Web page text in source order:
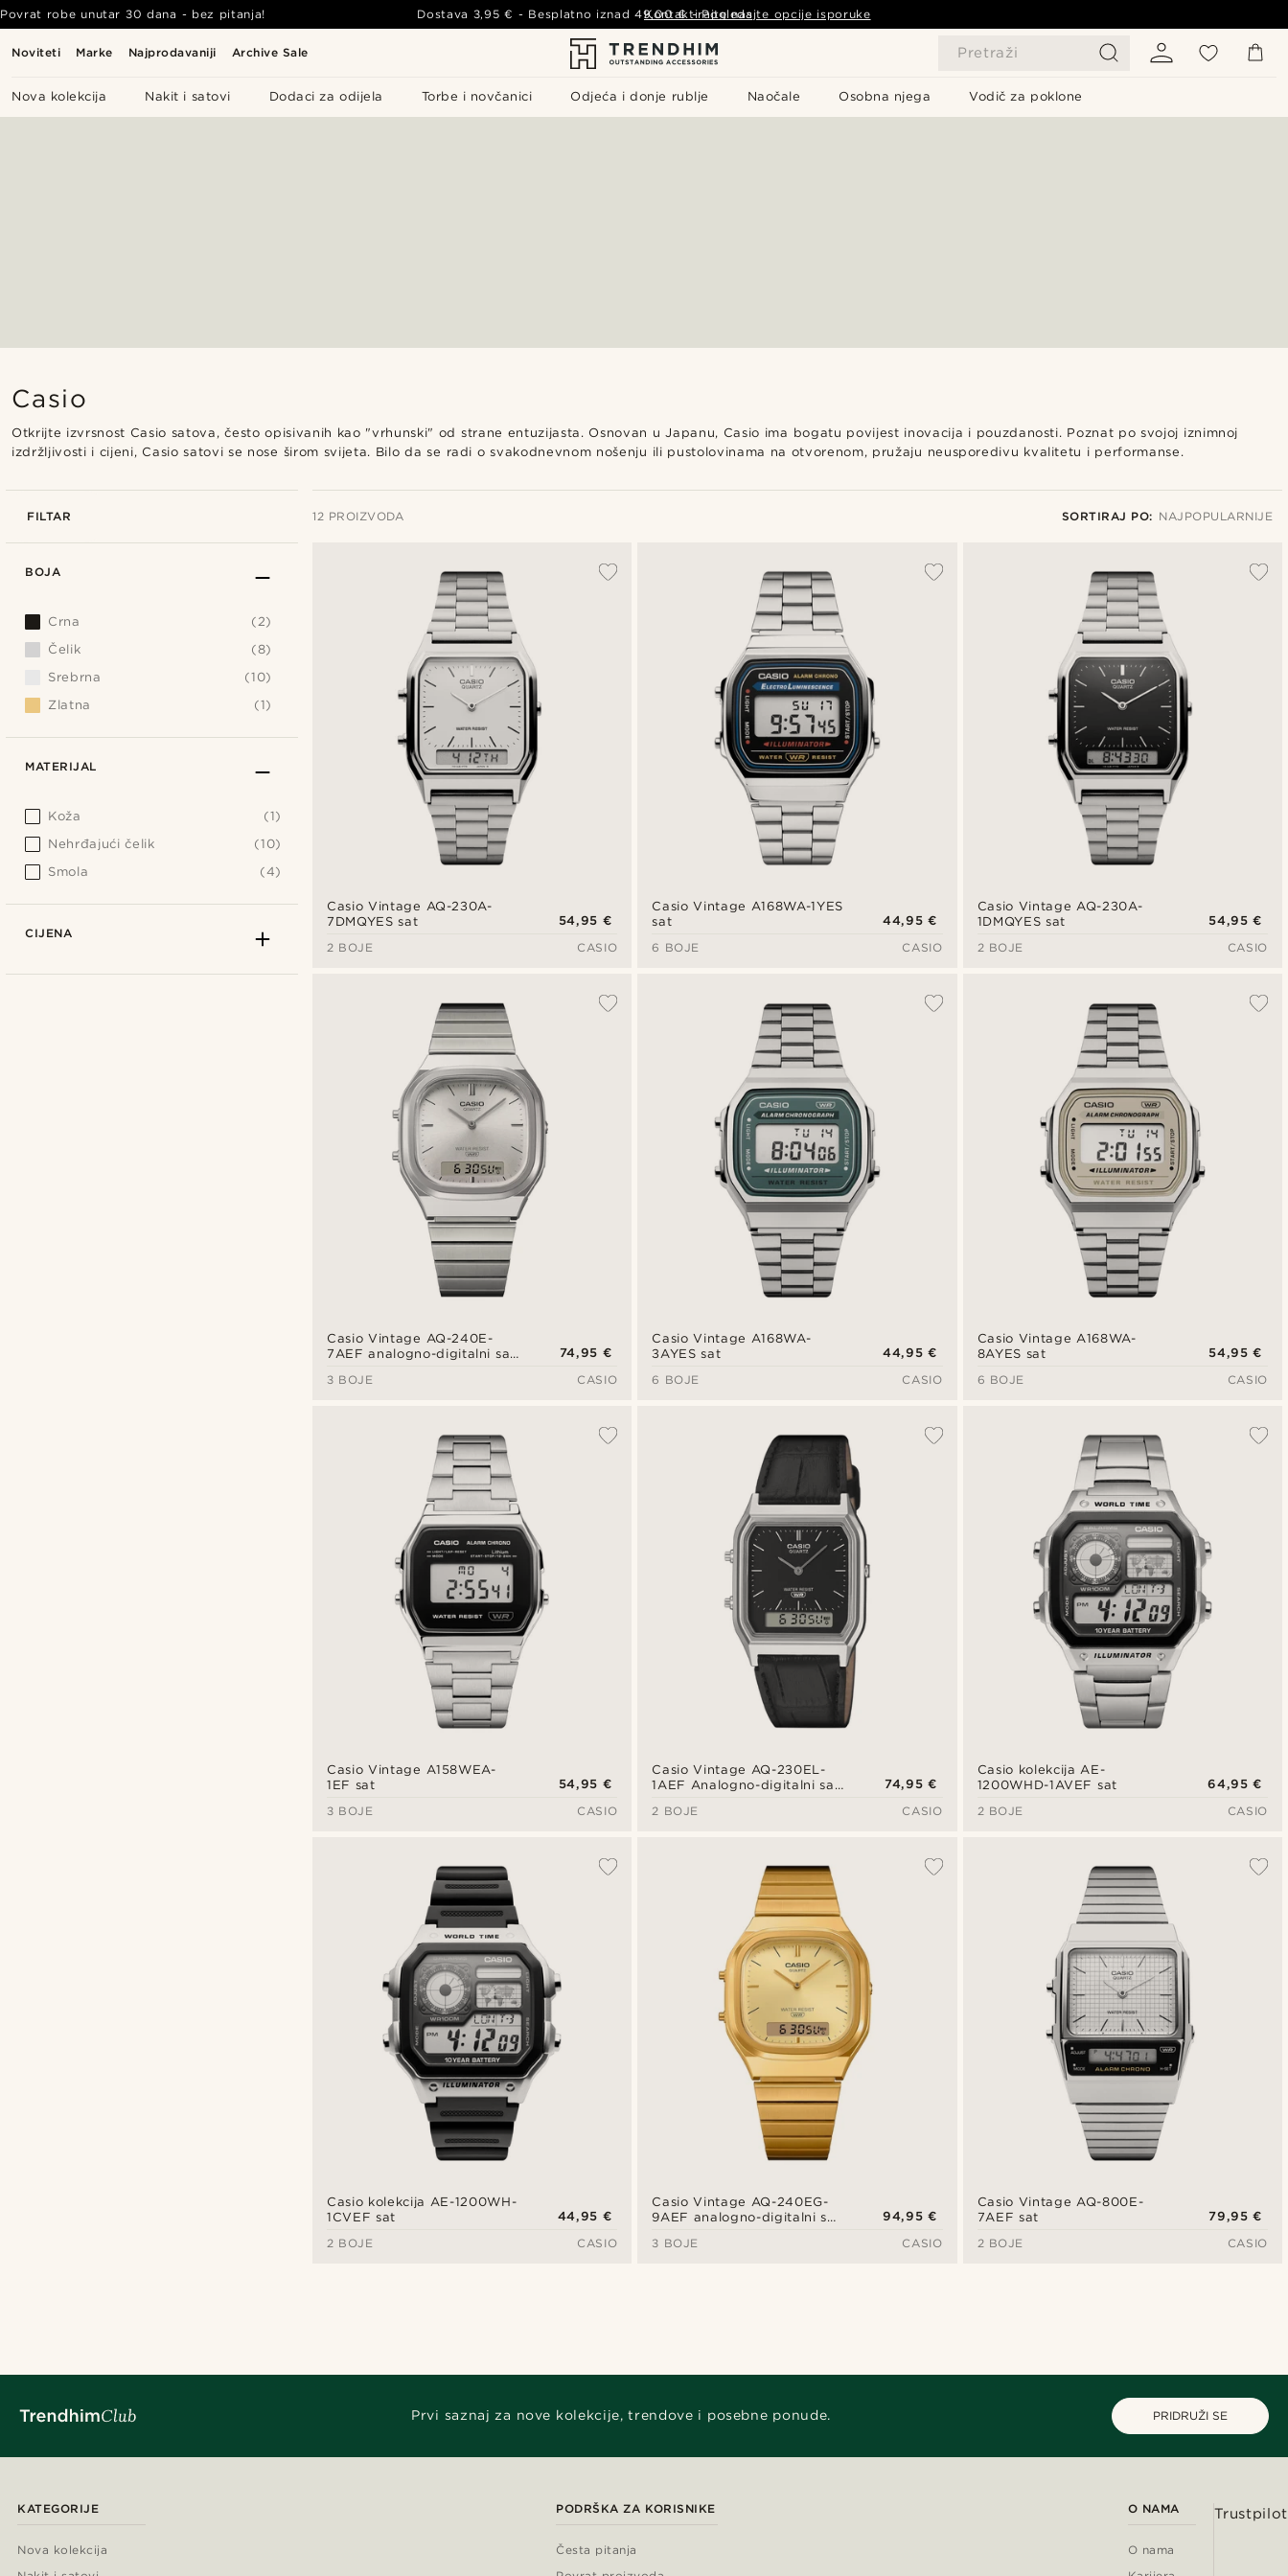
Noviteti Marke Najprodavaniji Archive Sale Pretraži
Nova kolekcija Nakit i satovi Dodaci za odijela Torbe i novčanici Odjeća i donje rublje Naočale Osobna njega Vodič za poklone
Povrat robe unutar 30 dana - bez pitanja! Dostava 3,95 € - Besplatno iznad49,00 € - Pogledajte opcije isporuke
Kontaktirajte nas
Casio
Otkrijte izvrsnost Casio satova, često opisivanih kao "vrhunski" od strane entuzijasta. Osnovan u Japanu, Casio ima bogatu povijest inovacija i pouzdanosti. Poznat po svojoj iznimnoj
izdržljivosti i cijeni, Casio satovi se nose širom svijeta. Bilo da se radi o svakodnevnom nošenju ili pustolovinama na otvorenom, pružaju neusporedivu kvalitetu i performanse.
FILTAR 12 PROIZVODA SORTIRAJ PO: NAJPOPULARNIJE
Najnovije
Najniža cijena
Najviša cijena
Casio Vintage AQ-230A-
7DMQYES sat
54,95 €
2 BOJE
CASIO
Casio Vintage A168WA-1YES
sat
44,95 €
6 BOJE
CASIO
Casio Vintage AQ-230A-
1DMQYES sat
54,95 €
2 BOJE
CASIO
Casio Vintage AQ-240E-
7AEF analogno-digitalni sat
74,95 €
3 BOJE
CASIO
Casio Vintage A168WA-
3AYES sat
44,95 €
6 BOJE
CASIO
Casio Vintage A168WA-
8AYES sat
54,95 €
6 BOJE
CASIO
Casio Vintage A158WEA-
1EF sat
54,95 €
3 BOJE
CASIO
Casio Vintage AQ-230EL-
1AEF Analogno-digitalni sat
kože
74,95 €
2 BOJE
CASIO
Casio kolekcija AE-
1200WHD-1AVEF sat
64,95 €
2 BOJE
CASIO
Casio kolekcija AE-1200WH-
1CVEF sat
44,95 €
2 BOJE
CASIO
Casio Vintage AQ-240EG-
9AEF analogno-digitalni sat
94,95 €
3 BOJE
CASIO
Casio Vintage AQ-800E-
7AEF sat
79,95 €
2 BOJE
CASIO
BOJA
Crna
(2)
Čelik
(8)
Srebrna
(10)
Zlatna
(1)
MATERIJAL
Koža
(1)
Nehrđajući čelik
(10)
Smola
(4)
CIJENA
Prvi saznaj za nove kolekcije, trendove i posebne ponude. PRIDRUŽI SE
KATEGORIJE
Nova kolekcija
PODRŠKA ZA KORISNIKE
Česta pitanja
O NAMA
O nama
Trustpilot